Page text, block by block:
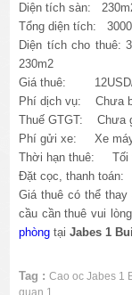
Diện tích sàn:
Tổng diện tích:
Diện tích cho thuê:
230m2
Giá thuê:
Phí dịch vụ: Chưa
Thuế GTGT: Chưa
Phí gửi xe: Xe máy
Thời hạn thuê: Tối
Đặt cọc, thanh toán:
Giá thuê có thể
cầu cần thuê vui
phòng tại Jabes 1
Tag : Cao oc Jabes 1